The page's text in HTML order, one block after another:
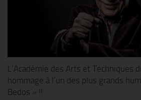
L’Académie des Arts et Techniques
hommage à l’un des plus grands
Bedos » !!